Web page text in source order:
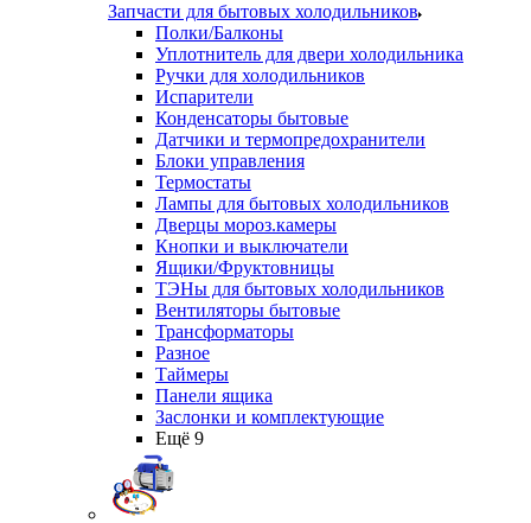
Запчасти для бытовых холодильников
Полки/Балконы
Уплотнитель для двери холодильника
Ручки для холодильников
Испарители
Конденсаторы бытовые
Датчики и термопредохранители
Блоки управления
Термостаты
Лампы для бытовых холодильников
Дверцы мороз.камеры
Кнопки и выключатели
Ящики/Фруктовницы
ТЭНы для бытовых холодильников
Вентиляторы бытовые
Трансформаторы
Разное
Таймеры
Панели ящика
Заслонки и комплектующие
Ещё 9